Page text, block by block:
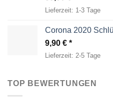
Lieferzeit: 1-3 Tage
Corona 2020
9,90 €
Lieferzeit: 2-5 Tage
TOP BEWERTUNGEN